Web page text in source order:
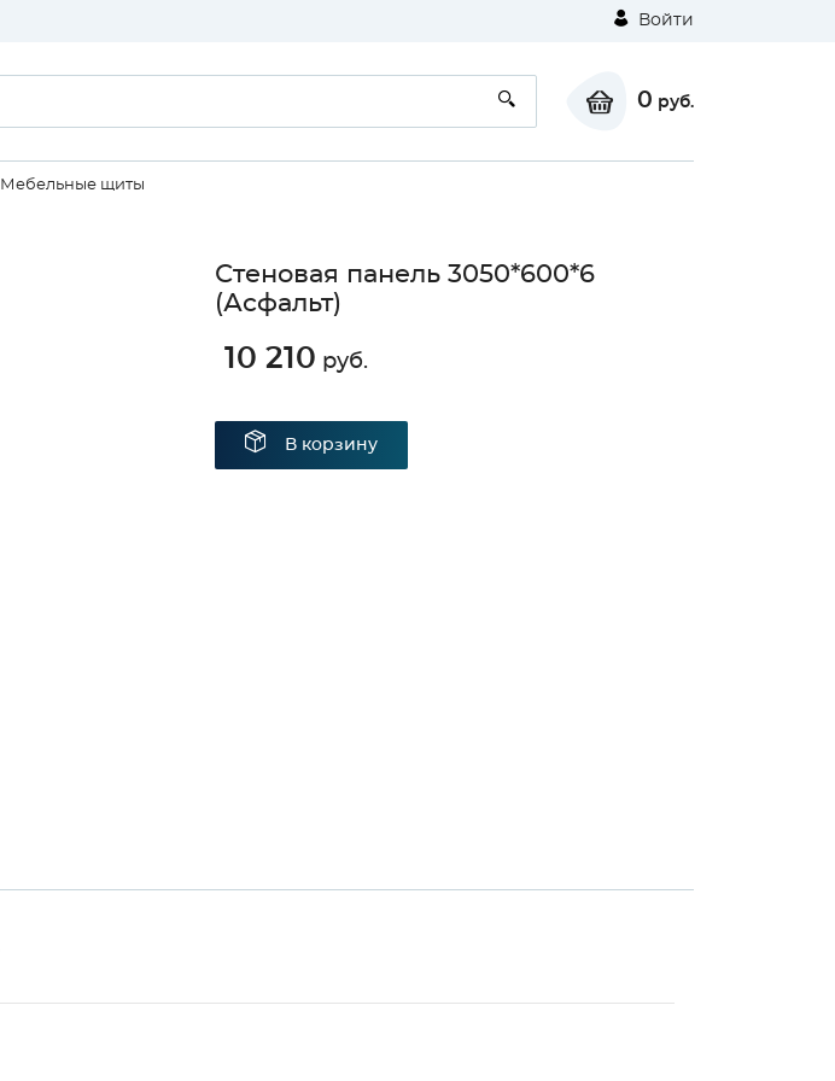
Войти
0 руб.
Мебельные щиты
Стеновая панель 3050*600*6
(Асфальт)
10 210 руб.
В корзину